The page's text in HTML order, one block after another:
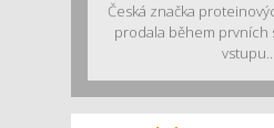
Česká značka
prodala během prvních
vstupu...